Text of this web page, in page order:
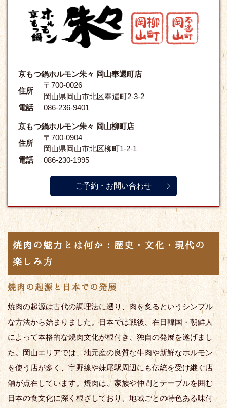
京もつ鍋ホルモン朱々 岡山奉還町店
住所
〒700-0026
岡山県岡山市北区奉還町2-3-2
電話
086-236-9401
京もつ鍋ホルモン朱々 岡山柳町店
住所
〒700-0904
岡山県岡山市北区柳町1-2-1
電話
086-230-1995
ご予約・お問い合わせ
焼肉の魅力とは何か：歴史・文化・現代の
楽しみ方
焼肉の起源と日本での発展
焼肉の起源は古代の調理法に遡り、肉を炙るというシンプル
な方法から始まりました。日本では戦後、在日韓国・朝鮮人
によって本格的な焼肉文化が根付き、独自の発展を遂げまし
た。岡山エリアでは、地元産の良質な牛肉や新鮮なホルモン
を使う店が多く、宇野線や妹尾駅周辺にも伝統を受け継ぐ店
舗が点在しています。焼肉は、家族や仲間とテーブルを囲む
日本の食文化に深く根ざしており、地域ごとの特色ある味付